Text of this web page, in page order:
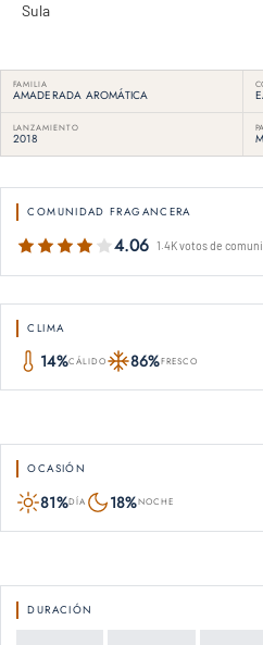
Sula
FAMILIA
AMADERADA AROMÁTICA
LANZAMIENTO
2018
COMUNIDAD FRAGANCERA
4.06 1.4K votos de
CLIMA
14%CÁLIDO 86%FRESCO
OCASIÓN
81%DÍA 18%NOCHE
DURACIÓN